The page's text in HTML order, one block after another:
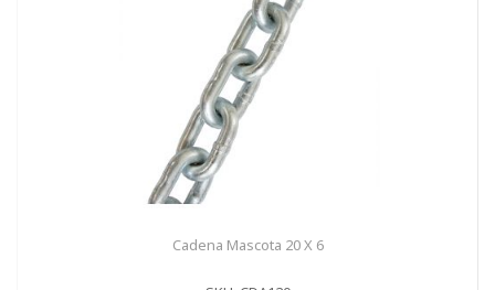
Cadena Mascota 20 X 6